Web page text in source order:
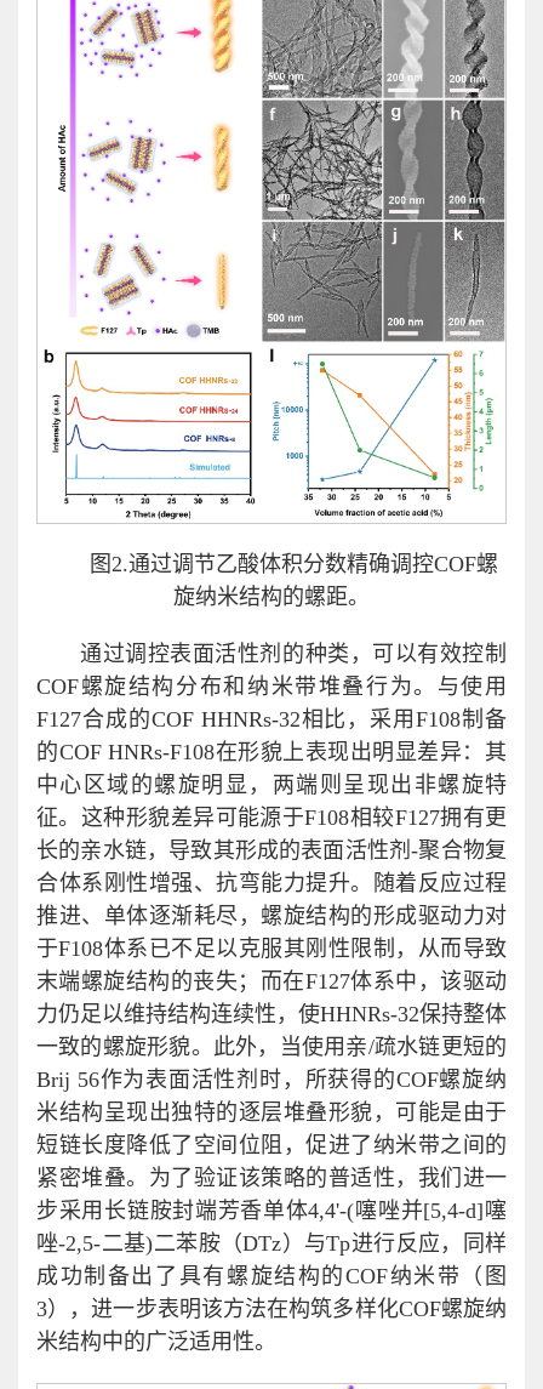
图2.通过调节乙酸体积分数精确调控COF螺
旋纳米结构的螺距。
通过调控表面活性剂的种类，可以有效控制
COF螺旋结构分布和纳米带堆叠行为。与使用
F127合成的COF HHNRs-32相比，采用F108制备
的COF HNRs-F108在形貌上表现出明显差异：其
中心区域的螺旋明显，两端则呈现出非螺旋特
征。这种形貌差异可能源于F108相较F127拥有更
长的亲水链，导致其形成的表面活性剂-聚合物复
合体系刚性增强、抗弯能力提升。随着反应过程
推进、单体逐渐耗尽，螺旋结构的形成驱动力对
于F108体系已不足以克服其刚性限制，从而导致
末端螺旋结构的丧失；而在F127体系中，该驱动
力仍足以维持结构连续性，使HHNRs-32保持整体
一致的螺旋形貌。此外，当使用亲/疏水链更短的
Brij 56作为表面活性剂时，所获得的COF螺旋纳
米结构呈现出独特的逐层堆叠形貌，可能是由于
短链长度降低了空间位阻，促进了纳米带之间的
紧密堆叠。为了验证该策略的普适性，我们进一
步采用长链胺封端芳香单体4,4'-(噻唑并[5,4-d]噻
唑-2,5-二基)二苯胺（DTz）与Tp进行反应，同样
成功制备出了具有螺旋结构的COF纳米带（图
3），进一步表明该方法在构筑多样化COF螺旋纳
米结构中的广泛适用性。